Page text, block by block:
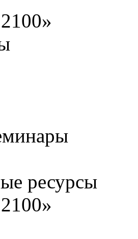
ресурсы